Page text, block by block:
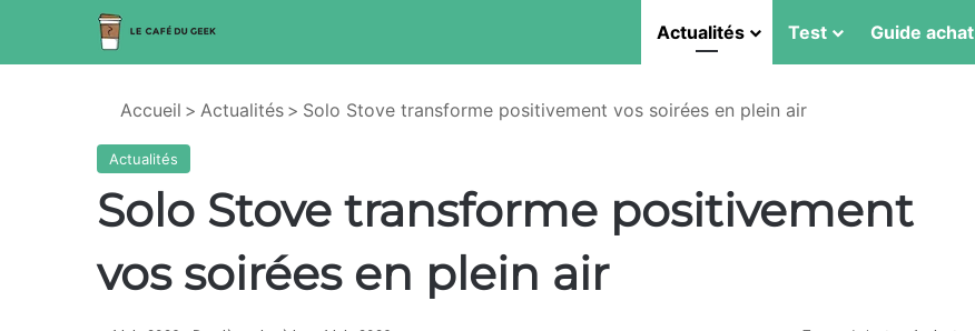
Actualités Test Guide achat
Accueil > Actualités > Solo Stove transforme positivement vos soirées en plein air
Actualités
Solo Stove transforme positivement
vos soirées en plein air